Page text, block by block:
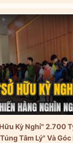
Kỳ Nghỉ" 2.700
Tâm Lý" Và